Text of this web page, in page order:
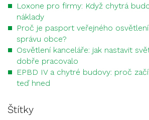
Loxone pro firmy: Když chytrá
náklady
Proč je pasport veřejného
správu obce?
Osvětlení kanceláře: jak nastavit
dobře pracovalo
EPBD IV a chytré budovy: proč
teď hned
Štítky